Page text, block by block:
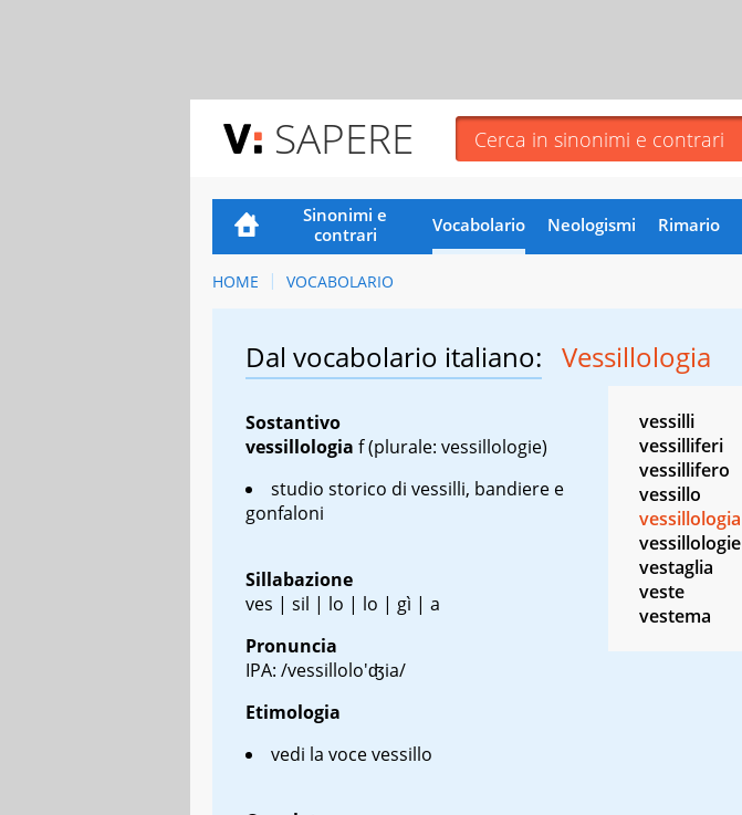
SAPERE
Sinonimi e
contrari
Vocabolario Neologismi Rimario
HOME VOCABOLARIO
Dal vocabolario italiano: Vessillologia
Sostantivo
vessillologia f(plurale: vessillologie)
studio storico di vessilli, bandiere e
gonfaloni
Sillabazione
ves | sil | lo | lo | gì | a
Pronuncia
IPA: /vessillolo'ʤia/
Etimologia
vedi la voce vessillo
vessilli
vessilliferi
vessillifero
vessillo
vessillologia
vessillologie
vestaglia
veste
vestema